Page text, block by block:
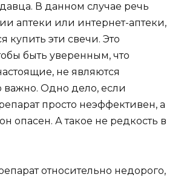
В данном случае речь
аптеки или интернет-аптеки,
купить эти свечи. Это
быть уверенным, что
не являются
важно. Одно дело, если
просто неэффективен, а
опасен. А такое не редкость в
относительно недорого,